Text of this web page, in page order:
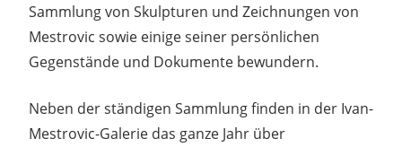
Sammlung von Skulpturen und Zeichnungen von
Mestrovic sowie einige seiner persönlichen
Gegenstände und Dokumente bewundern.
Neben der ständigen Sammlung finden in der Ivan-
Mestrovic-Galerie das ganze Jahr über